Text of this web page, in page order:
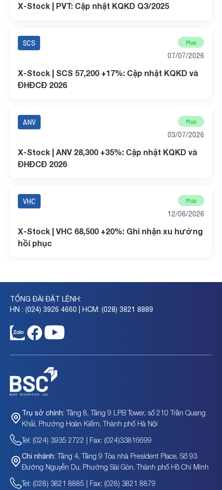
X-Stock | PVT: Cập nhật KQKD Q3/2025
SCS Mua
07/07/2026
X-Stock | SCS 57,200 +17%: Cập nhật KQKD và
ĐHĐCĐ 2026
ANV Mua
03/07/2026
X-Stock | ANV 28,300 +35%: Cập nhật KQKD và
ĐHĐCĐ 2026
VHC Mua
12/06/2026
X-Stock | VHC 68,500 +20%: Ghi nhận xu hướng
hồi phục
TỔNG ĐÀI ĐẶT LỆNH:
HN : (024) 3926 4660 | HCM: (028) 3821 8889
Trụ sở chính: Tầng 8, Tầng 9 LPB Tower, số 210 Trần Quang
Khải, Phường Hoàn Kiếm, Thành phố Hà Nội
Tel: (024) 3935 2722 | Fax: (024)33816699
Chi nhánh: Tầng 4, Tầng 9 Tòa nhà President Place, Số 93
Đường Nguyễn Du, Phường Sài Gòn, Thành phố Hồ Chí Minh
Tel: (028) 3821 8885 | Fax: (028) 3821 8879